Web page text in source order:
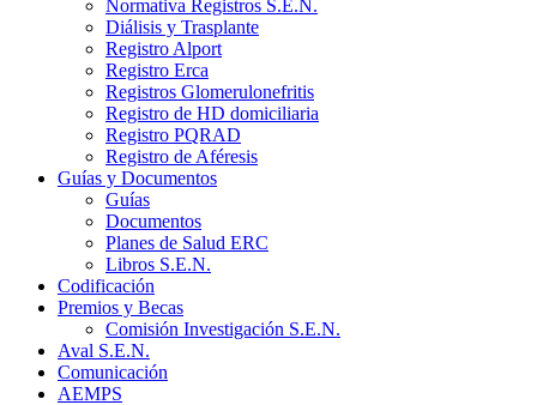
Normativa Registros S.E.N.
Diálisis y Trasplante
Registro Alport
Registro Erca
Registros Glomerulonefritis
Registro de HD domiciliaria
Registro PQRAD
Registro de Aféresis
Guías y Documentos
Guías
Documentos
Planes de Salud ERC
Libros S.E.N.
Codificación
Premios y Becas
Comisión Investigación S.E.N.
Aval S.E.N.
Comunicación
AEMPS